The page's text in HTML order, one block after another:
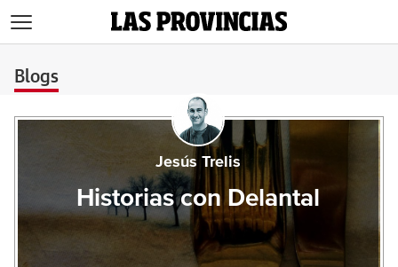
Blogs
Jesús Trelis
Historias con Delantal